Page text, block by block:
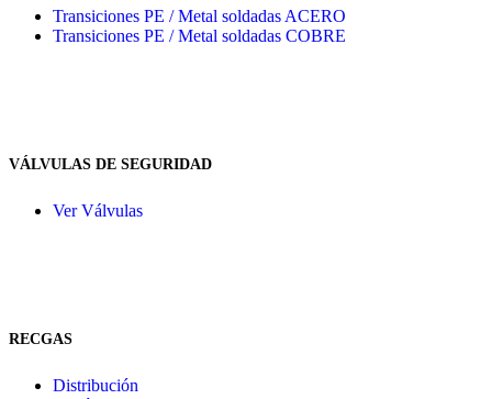
Transiciones PE / Metal soldadas ACERO
Transiciones PE / Metal soldadas COBRE
VÁLVULAS DE SEGURIDAD
Ver Válvulas
RECGAS
Distribución